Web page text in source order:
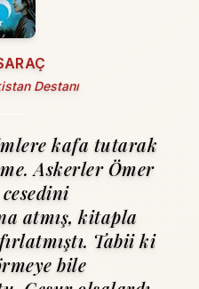
Destanı
kafa tutarak
Askerler Ömer
atmış, kitapla
Tabii ki
bile